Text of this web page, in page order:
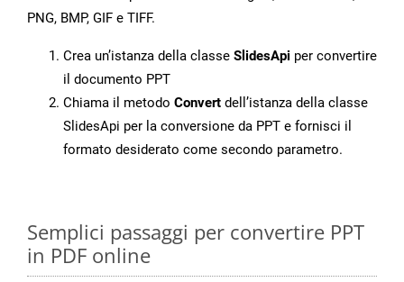
PNG, BMP, GIF e TIFF.
Crea un’istanza della classe SlidesApi per convertire
il documento PPT
Chiama il metodo Convert dell’istanza della classe
SlidesApi per la conversione da PPT e fornisci il
formato desiderato come secondo parametro.
Semplici passaggi per convertire PPT
in PDF online